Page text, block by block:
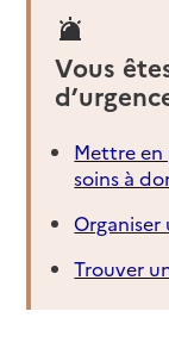
Vous
Mettre en
soins à
Trouver